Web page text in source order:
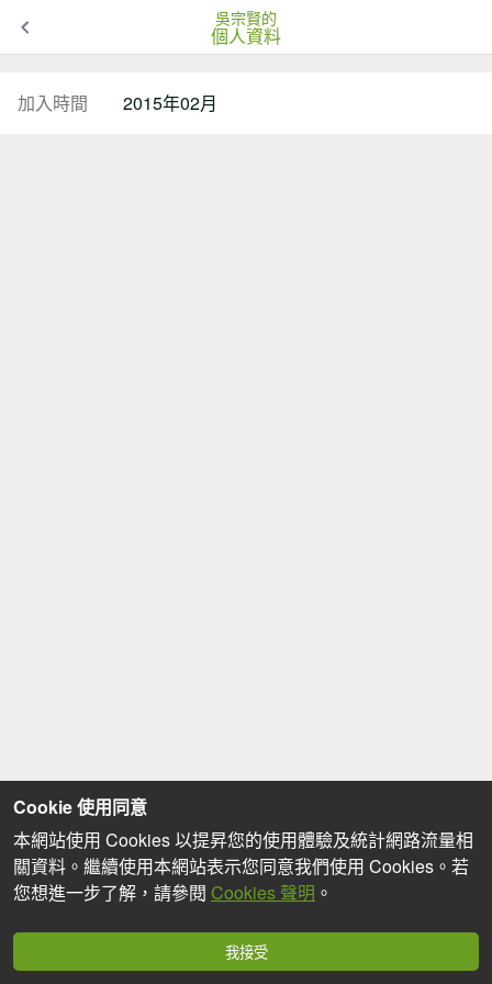
吳宗賢的
個人資料
加入時間 2015年02月
Cookie 使用同意
本網站使用 Cookies 以提昇您的使用體驗及統計網路流量相
關資料。繼續使用本網站表示您同意我們使用 Cookies。若
您想進一步了解，請參閱 Cookies 聲明 。
我接受